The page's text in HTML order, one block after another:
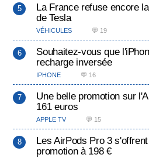
La France refuse encore
de Tesla
VÉHICULES 💬 19
Souhaitez-vous que
recharge inversée
IPHONE 💬 16
Une belle promotion sur
161 euros
APPLE TV 💬 15
Les AirPods Pro 3
promotion à 198 €